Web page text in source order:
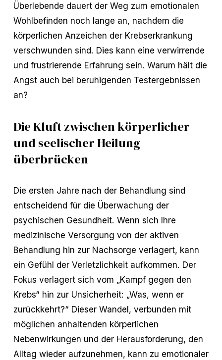
Überlebende dauert der Weg zum emotionalen
Wohlbefinden noch lange an, nachdem die
körperlichen Anzeichen der Krebserkrankung
verschwunden sind. Dies kann eine verwirrende
und frustrierende Erfahrung sein. Warum hält die
Angst auch bei beruhigenden Testergebnissen
an?
Die Kluft zwischen körperlicher
und seelischer Heilung
überbrücken
Die ersten Jahre nach der Behandlung sind
entscheidend für die Überwachung der
psychischen Gesundheit. Wenn sich Ihre
medizinische Versorgung von der aktiven
Behandlung hin zur Nachsorge verlagert, kann
ein Gefühl der Verletzlichkeit aufkommen. Der
Fokus verlagert sich vom „Kampf gegen den
Krebs“ hin zur Unsicherheit: „Was, wenn er
zurückkehrt?“ Dieser Wandel, verbunden mit
möglichen anhaltenden körperlichen
Nebenwirkungen und der Herausforderung, den
Alltag wieder aufzunehmen, kann zu emotionaler